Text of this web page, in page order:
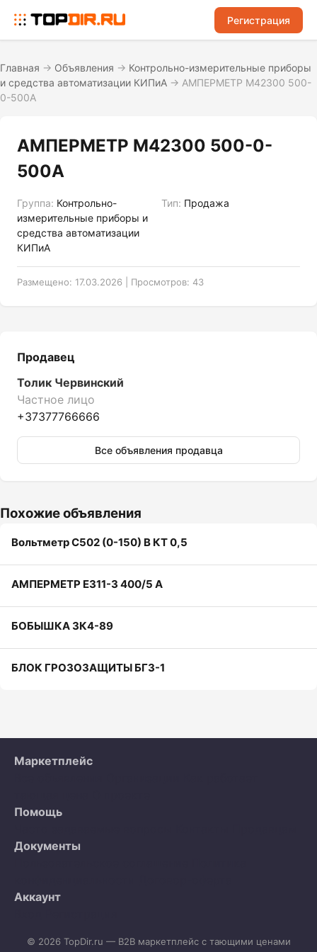
Регистрация
Главная → Объявления → Контрольно-измерительные приборы
и средства автоматизации КИПиА → АМПЕРМЕТР М42300 500-
0-500А
АМПЕРМЕТР М42300 500-0-
500А
Группа: Контрольно-
измерительные приборы и
средства автоматизации
КИПиА
Тип: Продажа
Размещено: 17.03.2026 | Просмотров: 43
Продавец
Толик Червинский
Частное лицо
+37377766666
Все объявления продавца
Похожие объявления
Вольтметр С502 (0-150) В КТ 0,5
АМПЕРМЕТР Е311-3 400/5 А
БОБЫШКА ЗК4-89
БЛОК ГРОЗОЗАЩИТЫ БГ3-1
Маркетплейс
Помощь
Документы
Аккаунт
© 2026 TopDir.ru — B2B маркетплейс с тающими ценами